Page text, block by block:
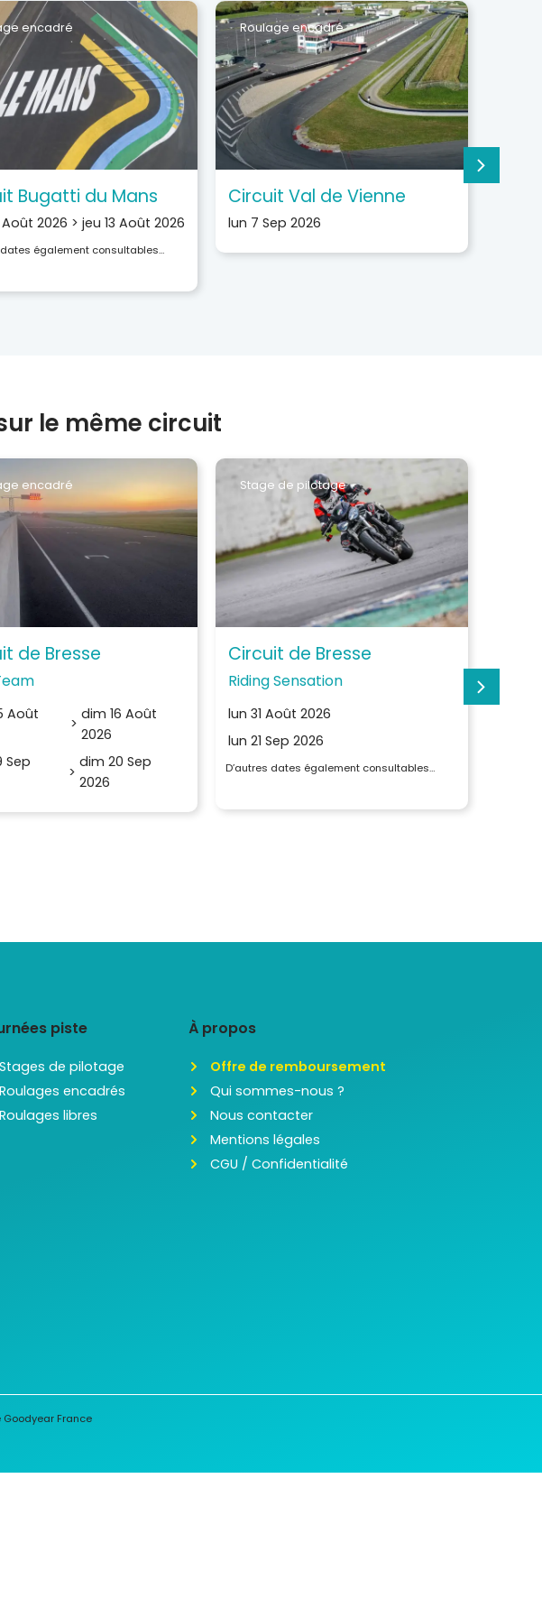
encadré
Bugatti du Mans
Août 2026 > jeu 13 Août 2026
dates également consultables…
Roulage encadré
Circuit Val de Vienne
lun 7 Sep 2026
le même circuit
encadré
de Bresse
Août
>
dim 16 Août
2026
Sep
>
dim 20 Sep
2026
Stage de pilotage
Circuit de Bresse
Riding Sensation
lun 31 Août 2026
lun 21 Sep 2026
D’autres dates également consultables…
piste
Stages de pilotage
Roulages encadrés
Roulages libres
À propos
Offre de remboursement
Qui sommes-nous ?
Nous contacter
Mentions légales
CGU / Confidentialité
France